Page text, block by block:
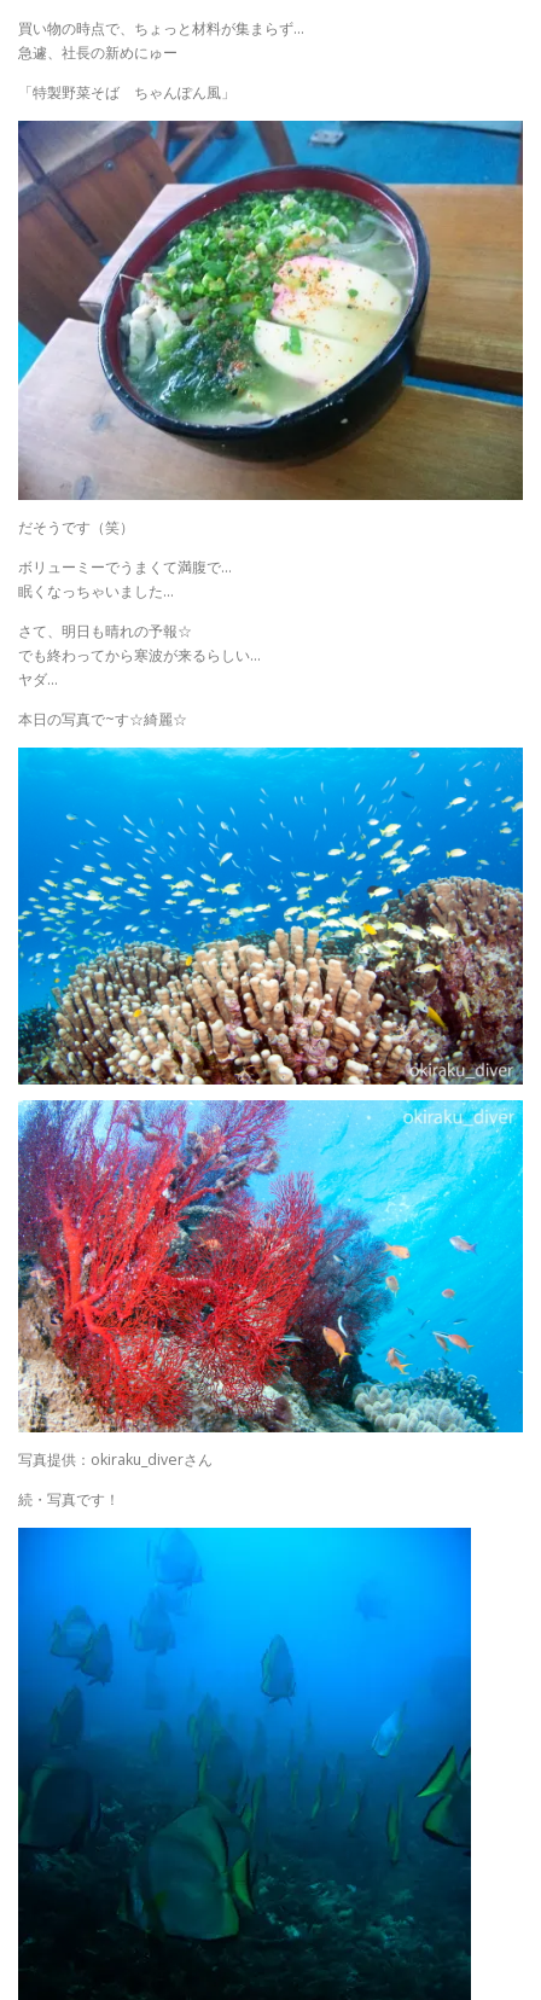
買い物の時点で、ちょっと材料が集まらず…
急遽、社長の新めにゅー
「特製野菜そば ちゃんぽん風」
だそうです（笑）
ボリューミーでうまくて満腹で…
眠くなっちゃいました…
さて、明日も晴れの予報☆
でも終わってから寒波が来るらしい…
ヤダ…
本日の写真で~す☆綺麗☆
写真提供：okiraku_diverさん
続・写真です！